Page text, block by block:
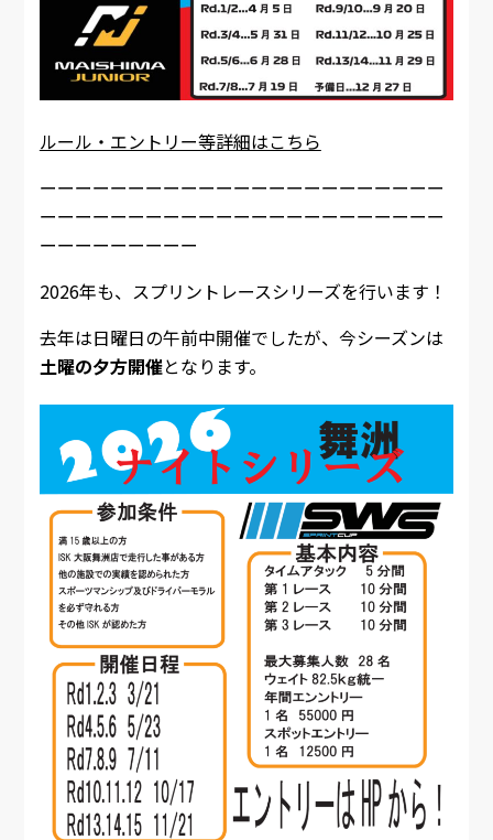
ルール・エントリー等詳細はこちら
ーーーーーーーーーーーーーーーーーーーーーーー
ーーーーーーーーーーーーーーーーーーーーーーー
ーーーーーーーーー
2026年も、スプリントレースシリーズを行います！
去年は日曜日の午前中開催でしたが、今シーズンは
土曜の夕方開催となります。